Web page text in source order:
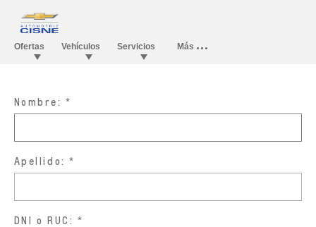
Nombre:
Apellido:
DNI o RUC: